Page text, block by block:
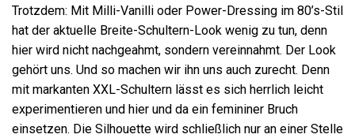
Trotzdem: Mit Milli-Vanilli oder Power-Dressing im 80’s-Stil
hat der aktuelle Breite-Schultern-Look wenig zu tun, denn
hier wird nicht nachgeahmt, sondern vereinnahmt. Der Look
gehört uns. Und so machen wir ihn uns auch zurecht. Denn
mit markanten XXL-Schultern lässt es sich herrlich leicht
experimentieren und hier und da ein femininer Bruch
einsetzen. Die Silhouette wird schließlich nur an einer Stelle